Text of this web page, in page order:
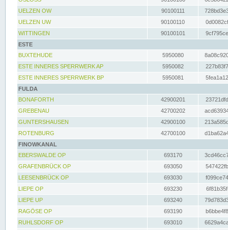
UELZEN OW
90100111
UELZEN UW
90100110
WITTINGEN
90100101
ESTE
BUXTEHUDE
5950080
ESTE INNERES SPERRWERK AP
5950082
ESTE INNERES SPERRWERK BP
5950081
FULDA
BONAFORTH
42900201
GREBENAU
42700202
GUNTERSHAUSEN
42900100
ROTENBURG
42700100
FINOWKANAL
EBERSWALDE OP
693170
GRAFENBRÜCK OP
693050
LEESENBRÜCK OP
693030
LIEPE OP
693230
LIEPE UP
693240
RAGÖSE OP
693190
RUHLSDORF OP
693010